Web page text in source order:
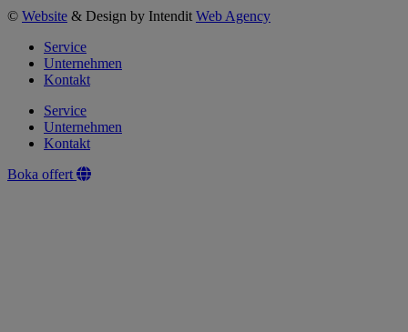
© Website & Design by Intendit Web Agency
Service
Unternehmen
Kontakt
Service
Unternehmen
Kontakt
Boka offert